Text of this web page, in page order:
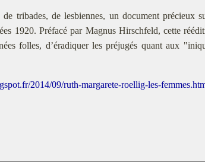
de tribades, de lesbiennes, un document précieux
1920. Préfacé par Magnus Hirschfeld, cette
folles, d’éradiquer les préjugés quant aux
2014/09/ruth-margarete-roellig-les-